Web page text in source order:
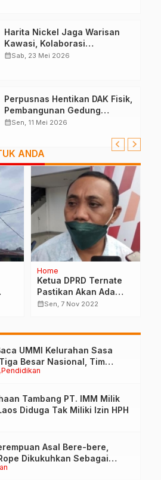
Harita Nickel Jaga Warisan
Kawasi, Kolaborasi
Masyarakat
calendar_monthSab, 23 Mei 2026
Perpusnas Hentikan DAK Fisik,
Pembangunan Gedung
Perpustakaan Ternate Nihil
calendar_monthSen, 11 Mei 2026
ANDA
Home
Ketua DPRD Ternate
Pastikan Akan Ada
Utang 35-40 Miliar
calendar_monthSen, 7 Nov 2022
Pendidikan
UMMI Kelurahan Sasa
Besar Nasional, Tim
Visitasi di Ternate
Tambang PT. IMM Milik
Diduga Tak Miliki Izin HPH
Asal Bere-bere,
Dikukuhkan Sebagai
dan Rektor Ummu